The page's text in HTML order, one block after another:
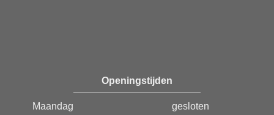
Openingstijden
Maandag
gesloten